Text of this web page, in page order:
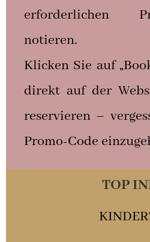
erforderlichen
notieren.
Klicken Sie auf
direkt auf der
reservieren –
Promo-Code
TOP